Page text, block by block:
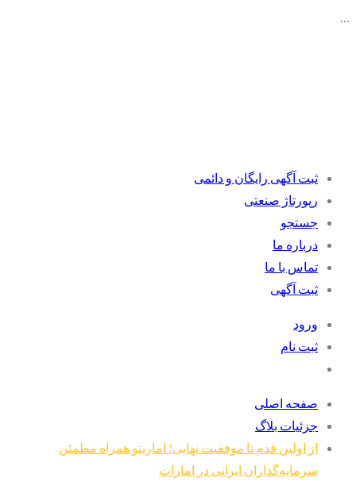
…
ثبت آگهی رایگان و دائمی
رپورتاژ صنعتی
جستجو
درباره ما
تماس با ما
ثبت آگهی
ورود
ثبت نام
صفحه اصلی
جزئیات بلاگ
از اولین قدم تا موفقیت نهایی؛ اماریتو همراه مطمئن
سرمایه‌گذاران ایرانی در امارات